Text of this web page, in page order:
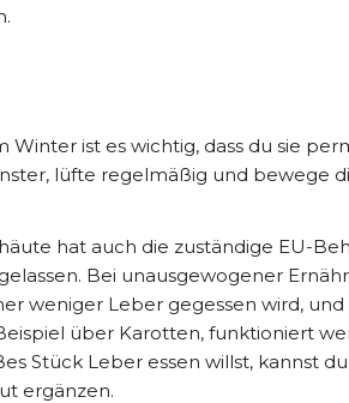
ist es wichtig, dass du sie
lüfte regelmäßig und bewege
hat auch die zuständige EU-
Bei unausgewogener
weniger Leber gegessen wird, und
über Karotten, funktioniert
Stück Leber essen willst, kannst
ergänzen.